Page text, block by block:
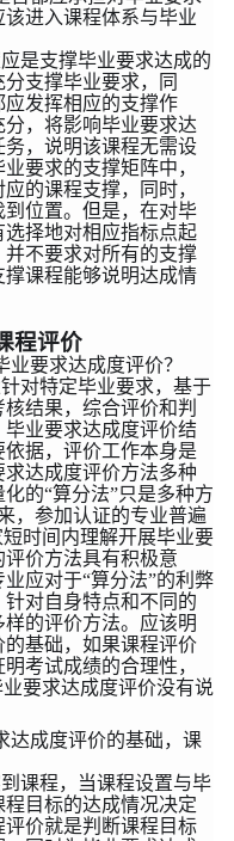
进入课程体系与毕业
是支撑毕业要求达成的
支撑毕业要求，同
发挥相应的支撑作
，将影响毕业要求达
，说明该课程无需设
要求的支撑矩阵中，
的课程支撑，同时，
位置。但是，在对毕
择地对相应指标点起
不要求对所有的支撑
课程能够说明达成情
程评价
要求达成度评价？
对特定毕业要求，基于
结果，综合评价和判
业要求达成度评价结
据，评价工作本身是
达成度评价方法多种
的“算分法”只是多种方
，参加认证的专业普遍
时间内理解开展毕业要
价方法具有积极意
应对于“算分法”的利弊
对自身特点和不同的
的评价方法。应该明
基础，如果课程评价
考试成绩的合理性，
要求达成度评价没有说
达成度评价的基础，课
课程，当课程设置与毕
目标的达成情况决定
价就是判断课程目标